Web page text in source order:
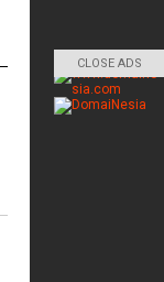
CLOSE ADS